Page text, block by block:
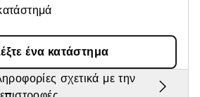
ένα κατάστημα
σχετικά με την